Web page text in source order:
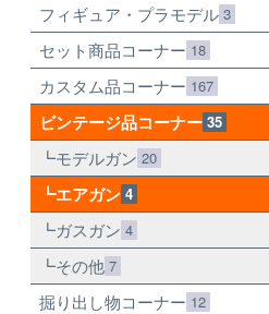
フィギュア・プラモデル 3
セット商品コーナー 18
カスタム品コーナー 167
ビンテージ品コーナー 35
モデルガン 20
エアガン 4
ガスガン 4
その他 7
掘り出し物コーナー 12